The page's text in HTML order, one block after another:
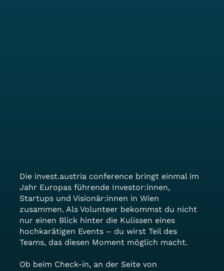
Die invest.austria conference bringt einmal im
Jahr Europas führende Investor:innen,
Startups und Visionär:innen in Wien
zusammen. Als Volunteer bekommst du nicht
nur einen Blick hinter die Kulissen eines
hochkarätigen Events – du wirst Teil des
Teams, das diesen Moment möglich macht.
Ob beim Check-in, an der Seite von